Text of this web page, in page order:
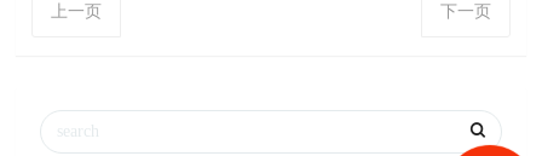
上一页 下一页